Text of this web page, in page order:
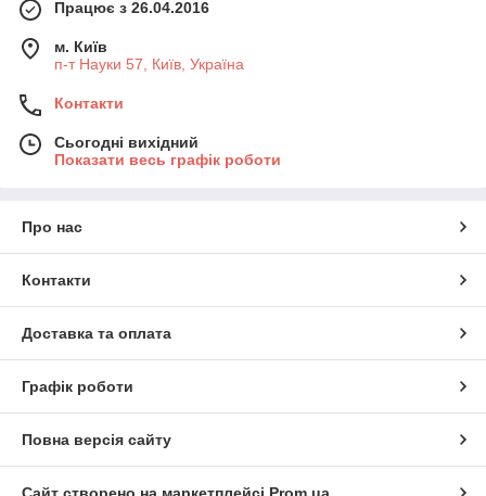
Працює з 26.04.2016
м. Київ
п-т Науки 57, Київ, Україна
Контакти
Сьогодні вихідний
Показати весь графік роботи
Про нас
Контакти
Доставка та оплата
Графік роботи
Повна версія сайту